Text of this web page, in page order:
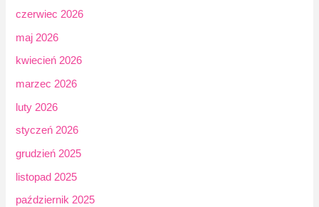
czerwiec 2026
maj 2026
kwiecień 2026
marzec 2026
luty 2026
styczeń 2026
grudzień 2025
listopad 2025
październik 2025